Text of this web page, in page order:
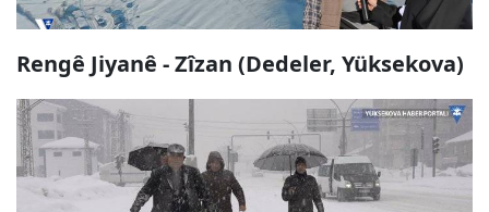
Rengê Jiyanê - Zîzan (Dedeler, Yüksekova)